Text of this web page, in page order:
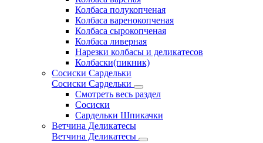
Колбаса полукопченая
Колбаса варенокопченая
Колбаса сырокопченая
Колбаса ливерная
Нарезки колбасы и деликатесов
Колбаски(пикник)
Сосиски Сардельки
Сосиски Сардельки
Смотреть весь раздел
Сосиски
Сардельки Шпикачки
Ветчина Деликатесы
Ветчина Деликатесы